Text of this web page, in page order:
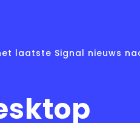
laatste Signal nieuws